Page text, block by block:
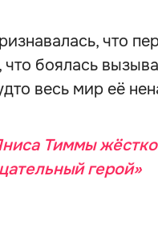
что
боялась
весь мир её
Тиммы
герой»